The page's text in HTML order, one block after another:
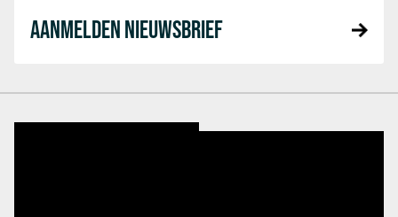
AANMELDEN NIEUWSBRIEF